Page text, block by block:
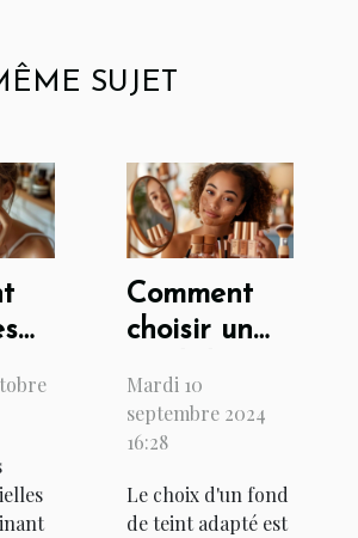
SUJET
Comment
choisir un
teint pour
toutes les
Mardi 10
septembre 2024
16:28
Le choix d'un fond
de teint adapté est